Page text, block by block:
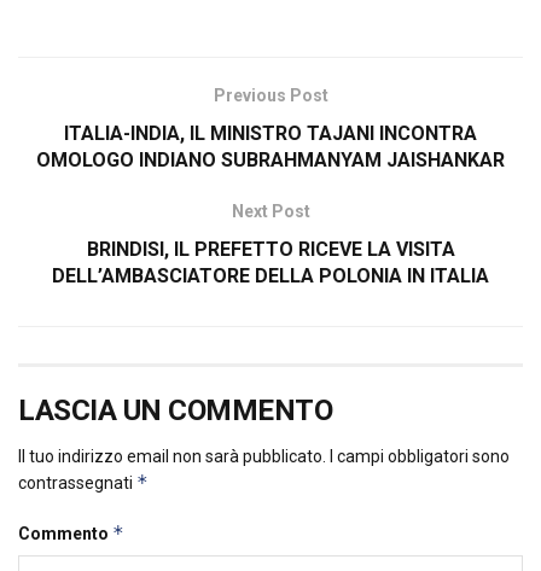
Previous Post
ITALIA-INDIA, IL MINISTRO TAJANI INCONTRA
OMOLOGO INDIANO SUBRAHMANYAM JAISHANKAR
Next Post
BRINDISI, IL PREFETTO RICEVE LA VISITA
DELL’AMBASCIATORE DELLA POLONIA IN ITALIA
LASCIA UN COMMENTO
Il tuo indirizzo email non sarà pubblicato.
I campi obbligatori sono
contrassegnati *
Commento *